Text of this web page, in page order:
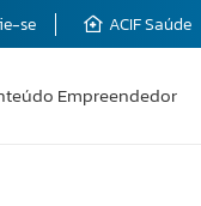
se ACIF Saúde
Empreendedor